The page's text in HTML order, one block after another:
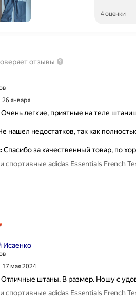
4 оценки
отзывы
26 января
Очень легкие, приятные на теле
нашел недостатков, так как
Спасибо за качественный товар, по
adidas Essentials French
Исаенко
17 мая 2024
Отличные штаны. В размер. Ношу с
спортивные adidas Essentials French